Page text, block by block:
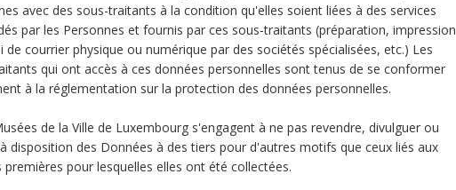
avec des sous-traitants à la condition qu'elles soient liées à des services
par les Personnes et fournis par ces sous-traitants (préparation, impression
de courrier physique ou numérique par des sociétés spécialisées, etc.) Les
qui ont accès à ces données personnelles sont tenus de se conformer
à la réglementation sur la protection des données personnelles.
de la Ville de Luxembourg s'engagent à ne pas revendre, divulguer ou
disposition des Données à des tiers pour d'autres motifs que ceux liés aux
premières pour lesquelles elles ont été collectées.